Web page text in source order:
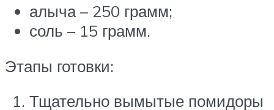
алыча – 250 грамм;
соль – 15 грамм.
Этапы готовки:
Тщательно вымытые помидоры